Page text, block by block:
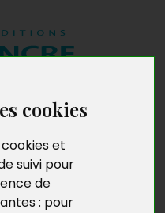
cookies
et
suivi pour
de
: pour